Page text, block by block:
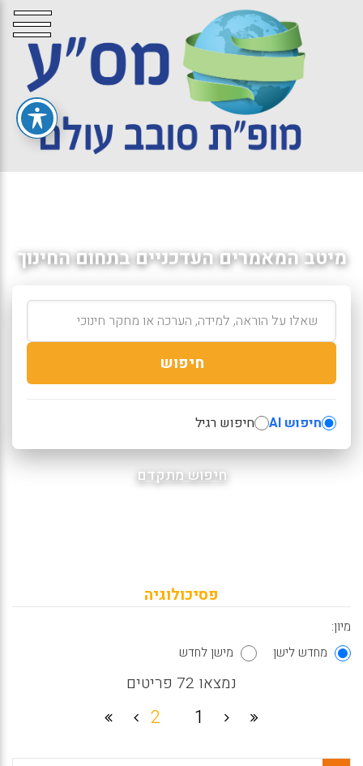
מיטב המאמרים העדכניים בתחום החינוך
חיפוש
חיפוש AI חיפוש רגיל
חיפוש מתקדם
פסיכולוגיה
מיון:
מחדש לישן
מישן לחדש
נמצאו 72 פריטים
1
2